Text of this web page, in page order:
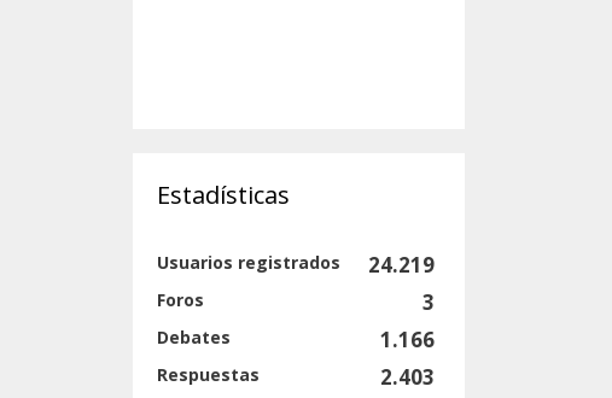
Estadísticas
Usuarios registrados 24.219
Foros 3
Debates 1.166
Respuestas 2.403